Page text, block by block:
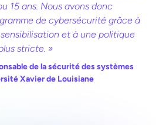
15 ans. Nous avons donc
de cybersécurité grâce à
et à une politique
stricte. »
de la sécurité des systèmes
Xavier de Louisiane